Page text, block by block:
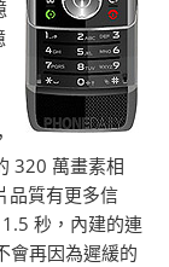
320 萬畫素相
品質有更多信
秒，內建的連
會再因為遲緩的